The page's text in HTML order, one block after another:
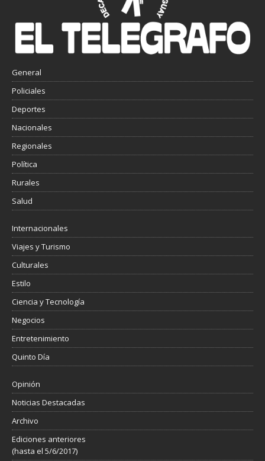
General
Policiales
Deportes
Nacionales
Regionales
Política
Rurales
Salud
Internacionales
Viajes y Turismo
Culturales
Estilo
Ciencia y Tecnología
Negocios
Entretenimiento
Quinto Día
Opinión
Noticias Destacadas
Archivo
Ediciones anteriores
(hasta el 5/6/2017)